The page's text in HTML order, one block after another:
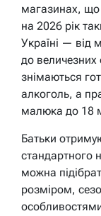
магазинах,
на 2026 рік
Україні — від
до
знімаються
алкоголь, а
малюка до 18
Батьки
стандартного
можна
розміром,